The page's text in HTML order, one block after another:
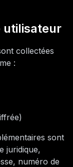
utilisateur
collectées
:
sont
juridique,
numéro de